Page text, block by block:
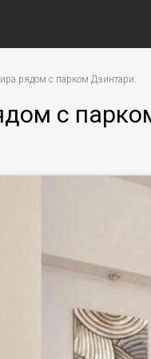
рядом с парком Дзинтари.
с